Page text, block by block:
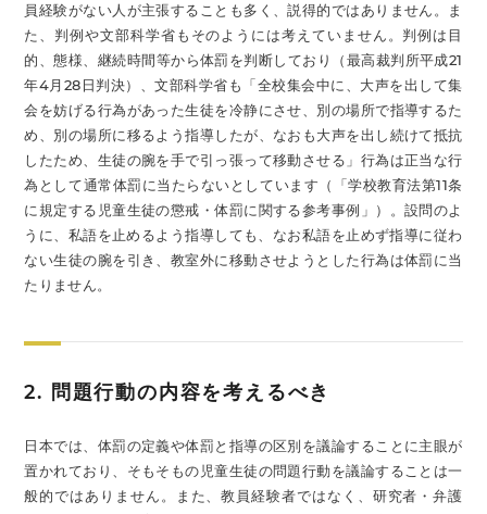
員経験がない人が主張することも多く、説得的ではありません。ま
た、判例や文部科学省もそのようには考えていません。判例は目
的、態様、継続時間等から体罰を判断しており（最高裁判所平成21
年4月28日判決）、文部科学省も「全校集会中に、大声を出して集
会を妨げる行為があった生徒を冷静にさせ、別の場所で指導するた
め、別の場所に移るよう指導したが、なおも大声を出し続けて抵抗
したため、生徒の腕を手で引っ張って移動させる」行為は正当な行
為として通常体罰に当たらないとしています（「学校教育法第11条
に規定する児童生徒の懲戒・体罰に関する参考事例」）。設問のよ
うに、私語を止めるよう指導しても、なお私語を止めず指導に従わ
ない生徒の腕を引き、教室外に移動させようとした行為は体罰に当
たりません。
2. 問題行動の内容を考えるべき
日本では、体罰の定義や体罰と指導の区別を議論することに主眼が
置かれており、そもそもの児童生徒の問題行動を議論することは一
般的ではありません。また、教員経験者ではなく、研究者・弁護